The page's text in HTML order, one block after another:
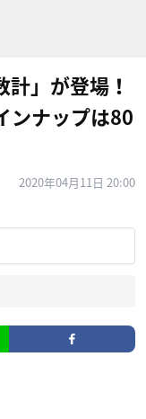
計」が登場！
ンナップは80
2020年04月11日 20:00